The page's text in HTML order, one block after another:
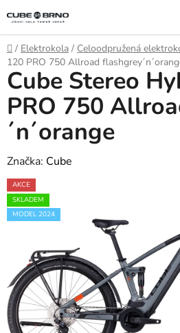
na
obsah
Domů
/ Elektrokola / Celoodpružená
120 PRO 750 Allroad
Cube Stereo
PRO 750
´n´orange
Značka: Cube
AKCE
SKLADEM
MODEL 2024